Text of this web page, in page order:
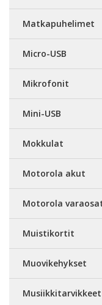
Matkapuhelimet
Micro-USB
Mikrofonit
Mini-USB
Mokkulat
Motorola akut
Motorola
Muistikortit
Muovikehykset
Musiikkitarvikkeet